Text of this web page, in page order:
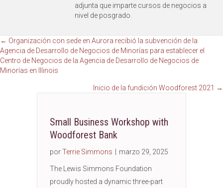
adjunta que imparte cursos de negocios a
nivel de posgrado.
Navegación
de
← Organización con sede en Aurora recibió la subvención de la
Agencia de Desarrollo de Negocios de Minorías para establecer el
Centro de Negocios de la Agencia de Desarrollo de Negocios de
Minorías en Illinois
Inicio de la fundición Woodforest 2021 →
Small Business Workshop with
Woodforest Bank
porTerrie Simmons marzo 29, 2025
The Lewis Simmons Foundation
proudly hosted a dynamic three-part